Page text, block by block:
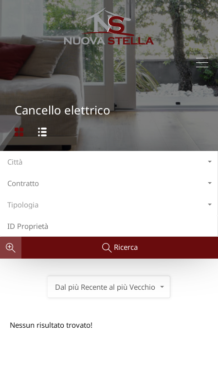
Cancello elettrico
Città
Contratto
Tipologia
Ricerca
Dal più Recente al più Vecchio
Nessun risultato trovato!